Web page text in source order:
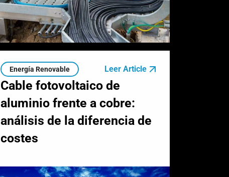
Energía Renovable Leer Article
Cable fotovoltaico de
aluminio frente a cobre:
análisis de la diferencia de
costes